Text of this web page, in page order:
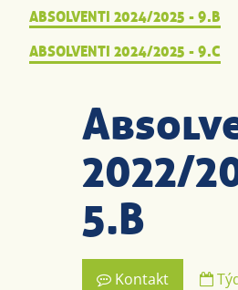
2022/
5.B
Kontakt
ABSOLVENTI 2024/2025 - 9.B
ABSOLVENTI 2024/2025 - 9.C